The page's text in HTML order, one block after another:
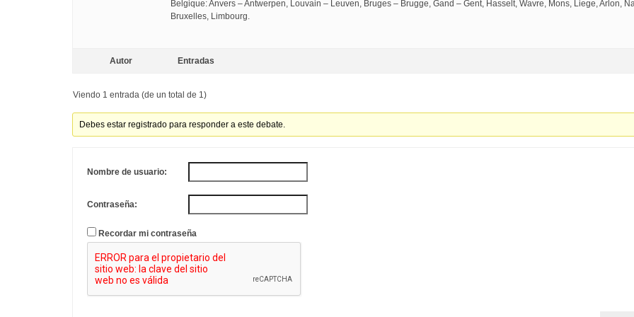
Belgique: Anvers – Antwerpen, Louvain – Leuven, Bruges – Brugge, Gand – Gent, Hasselt, Wavre, Mons, Liege, Arlon,
Bruxelles, Limbourg.
Autor Entradas
Viendo 1 entrada (de un total de 1)
Debes estar registrado para responder a este debate.
Nombre de usuario:
Contraseña:
Recordar mi contraseña